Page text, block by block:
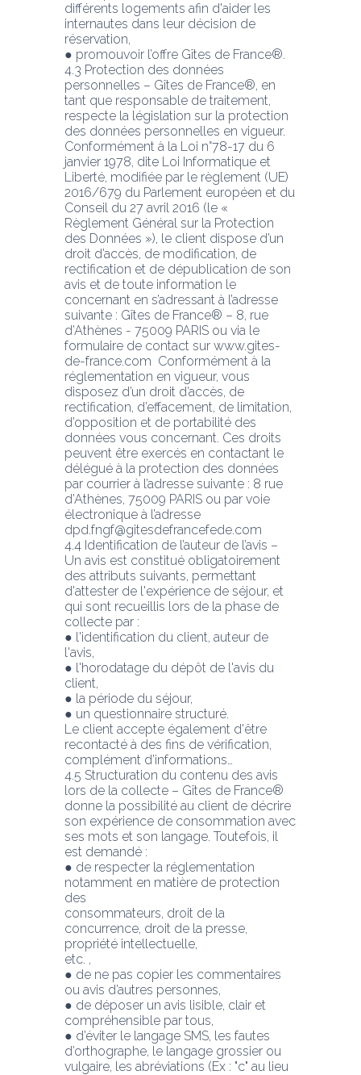
différents logements afin d'aider les
internautes dans leur décision de
réservation,
● promouvoir l’offre Gîtes de France®.
4.3 Protection des données
personnelles – Gîtes de France®, en
tant que responsable de traitement,
respecte la législation sur la protection
des données personnelles en vigueur.
Conformément à la Loi n°78-17 du 6
janvier 1978, dite Loi Informatique et
Liberté, modifiée par le règlement (UE)
2016/679 du Parlement européen et du
Conseil du 27 avril 2016 (le «
Règlement Général sur la Protection
des Données »), le client dispose d’un
droit d’accès, de modification, de
rectification et de dépublication de son
avis et de toute information le
concernant en s’adressant à l’adresse
suivante : Gîtes de France® – 8, rue
d’Athènes - 75009 PARIS ou via le
formulaire de contact sur www.gites-
de-france.com  Conformément à la
réglementation en vigueur, vous
disposez d’un droit d’accès, de
rectification, d’effacement, de limitation,
d’opposition et de portabilité des
données vous concernant. Ces droits
peuvent être exercés en contactant le
délégué à la protection des données
par courrier à l’adresse suivante : 8 rue
d’Athènes, 75009 PARIS ou par voie
électronique à l’adresse
dpd.fngf@gitesdefrancefede.com
4.4 Identification de l’auteur de l’avis –
Un avis est constitué obligatoirement
des attributs suivants, permettant
d'attester de l'expérience de séjour, et
qui sont recueillis lors de la phase de
collecte par :
● l'identification du client, auteur de
l'avis,
● l'horodatage du dépôt de l'avis du
client,
● la période du séjour,
● un questionnaire structuré.
Le client accepte également d'être
recontacté à des fins de vérification,
complément d’informations…
4.5 Structuration du contenu des avis
lors de la collecte – Gîtes de France®
donne la possibilité au client de décrire
son expérience de consommation avec
ses mots et son langage. Toutefois, il
est demandé :
● de respecter la réglementation
notamment en matière de protection
des
consommateurs, droit de la
concurrence, droit de la presse,
propriété intellectuelle,
etc. ,
● de ne pas copier les commentaires
ou avis d’autres personnes,
● de déposer un avis lisible, clair et
compréhensible par tous,
● d’éviter le langage SMS, les fautes
d’orthographe, le langage grossier ou
vulgaire, les abréviations (Ex : "c" au lieu